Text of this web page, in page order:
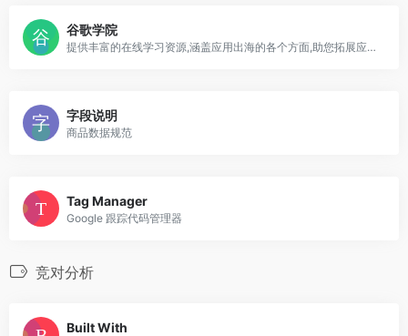
谷歌学院
提供丰富的在线学习资源,涵盖应用出海的各个方面,助您拓展应用业务技能
字段说明
商品数据规范
Tag Manager
Google 跟踪代码管理器
竞对分析
Built With